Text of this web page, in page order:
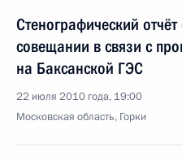
Стенографический
совещании в связи с
на Баксанской ГЭС
22 июля 2010 года, 19:00
Московская область, Горки